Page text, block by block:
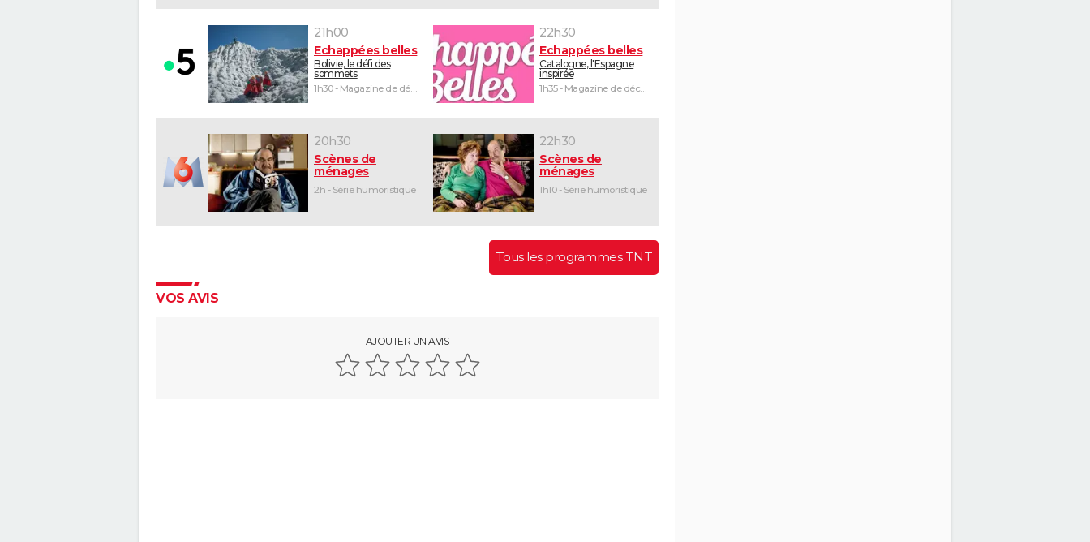
21h00
Echappées belles
Bolivie, le défi des
sommets
1h30 - Magazine de découvertes
22h30
Echappées belles
Catalogne, l'Espagne
inspirée
1h35 - Magazine de découvertes
20h30
Scènes de
ménages
2h - Série humoristique
22h30
Scènes de
ménages
1h10 - Série humoristique
Tous les programmes TNT
VOS AVIS
AJOUTER UN AVIS